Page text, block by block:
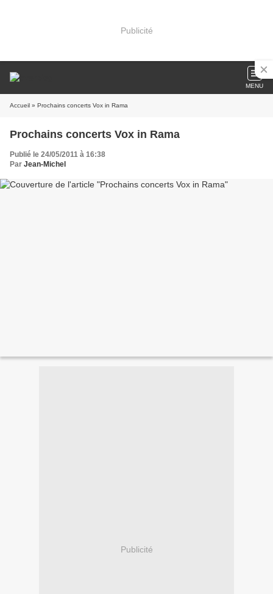
Publicité
MENU
Accueil » Prochains concerts Vox in Rama
Prochains concerts Vox in Rama
Publié le 24/05/2011 à 16:38
Par Jean-Michel
Publicité